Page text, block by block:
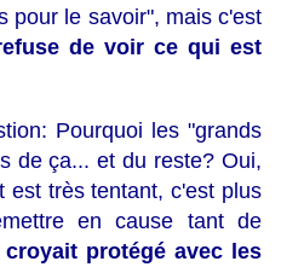
pour le savoir", mais c'est
de voir ce qui est
Pourquoi les "grands
de ça... et du reste? Oui,
est très tentant, c'est plus
en cause tant de
protégé avec les